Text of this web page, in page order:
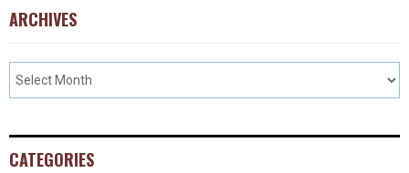
ARCHIVES
CATEGORIES